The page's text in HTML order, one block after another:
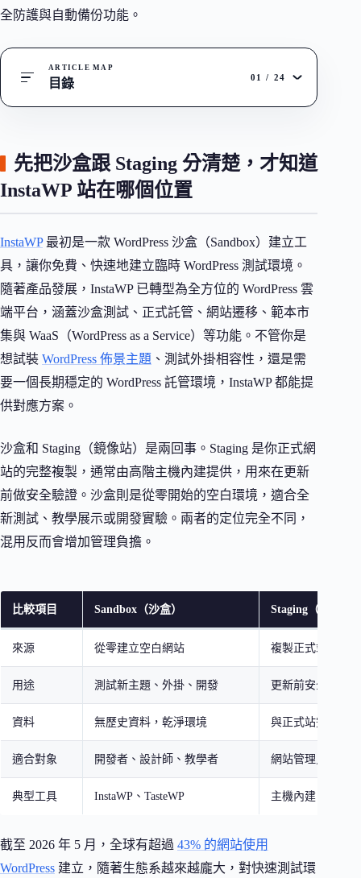
全防護與自動備份功能。
ARTICLE MAP
目錄 01 / 24
先把沙盒跟 Staging 分清楚，才知道
InstaWP 站在哪個位置
InstaWP最初是一款 WordPress 沙盒（Sandbox）建立工
具，讓你免費、快速地建立臨時 WordPress 測試環境。
隨著產品發展，InstaWP 已轉型為全方位的 WordPress 雲
端平台，涵蓋沙盒測試、正式託管、網站遷移、範本市
集與 WaaS（WordPress as a Service）等功能。不管你是
想試裝 WordPress 佈景主題 、測試外掛相容性，還是需
要一個長期穩定的 WordPress 託管環境，InstaWP 都能提
供對應方案。
沙盒和 Staging（鏡像站）是兩回事。Staging 是你正式網
站的完整複製，通常由高階主機內建提供，用來在更新
前做安全驗證。沙盒則是從零開始的空白環境，適合全
新測試、教學展示或開發實驗。兩者的定位完全不同，
混用反而會增加管理負擔。
比較項目 Sandbox（沙盒） Staging（鏡像站
來源 從零建立空白網站 複製正式站所有
用途 測試新主題、外掛、開發 更新前安全驗證
資料 無歷史資料，乾淨環境 與正式站完全一致
適合對象 開發者、設計師、教學者 網站管理員、站長
典型工具 InstaWP、TasteWP 主機內建 Staging
截至 2026 年 5 月，全球有超過 43% 的網站使用
WordPress 建立，隨著生態系越來越龐大，對快速測試環